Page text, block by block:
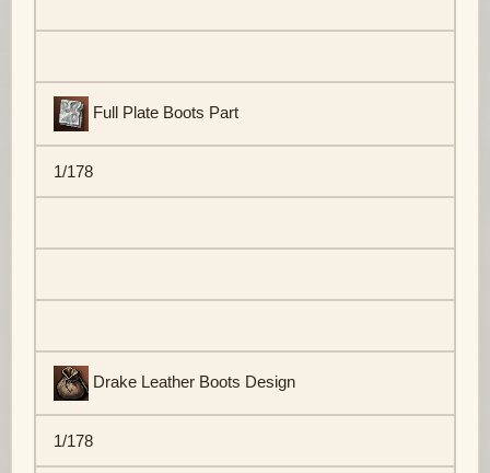
Full Plate Boots Part
1/178
Drake Leather Boots Design
1/178